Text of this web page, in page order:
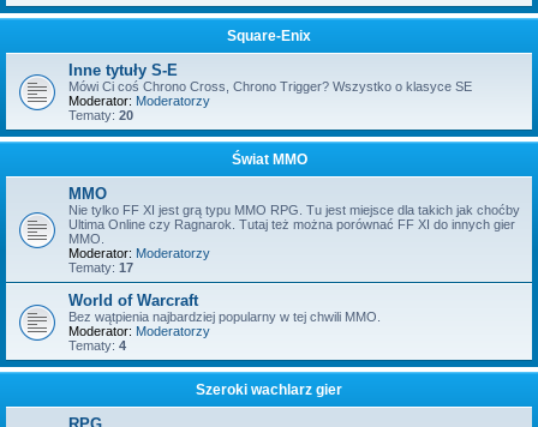
Square-Enix
Inne tytuły S-E
Mówi Ci coś Chrono Cross, Chrono Trigger? Wszystko o klasyce SE
Moderator: Moderatorzy
Tematy: 20
Świat MMO
MMO
Nie tylko FF XI jest grą typu MMO RPG. Tu jest miejsce dla takich jak choćby
Ultima Online czy Ragnarok. Tutaj też można porównać FF XI do innych gier
MMO.
Moderator: Moderatorzy
Tematy: 17
World of Warcraft
Bez wątpienia najbardziej popularny w tej chwili MMO.
Moderator: Moderatorzy
Tematy: 4
Szeroki wachlarz gier